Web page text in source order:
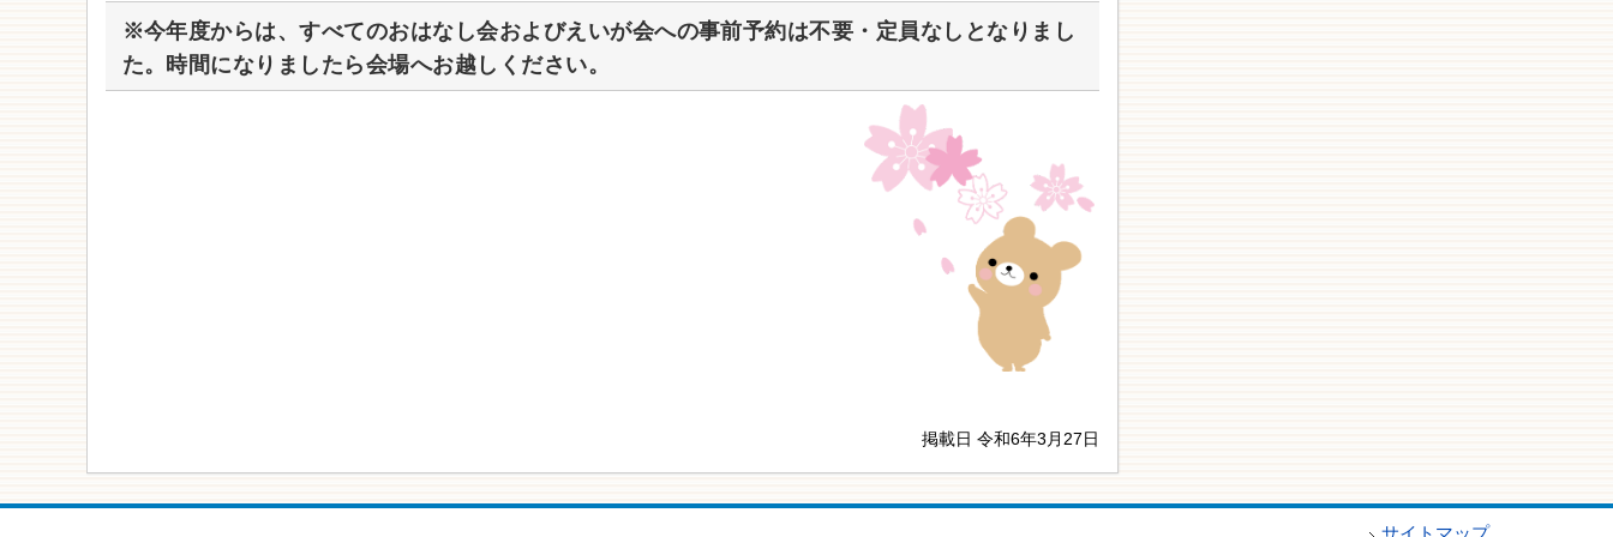
※今年度からは、すべてのおはなし会およびえいが会への事前予約は不要・定員なしとなりまし
た。時間になりましたら会場へお越しください。
掲載日 令和6年3月27日
サイトマップ